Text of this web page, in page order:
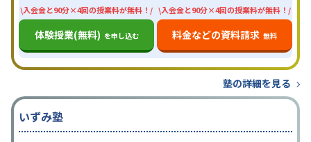
\入会金と90分×4回の授業料が無料！/
体験授業(無料) を申し込む
\入会金と90分×4回の授業料が無料！/
料金などの資料請求 無料
塾の詳細を見る
いずみ塾